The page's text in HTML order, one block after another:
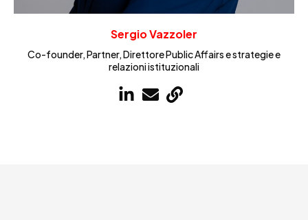
Sergio Vazzoler
Co-founder, Partner, Direttore Public Affairs e strategie e
relazioni istituzionali